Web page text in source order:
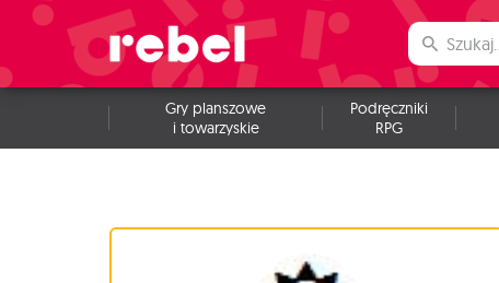
Gry planszowe
i towarzyskie
Podręczniki
RPG